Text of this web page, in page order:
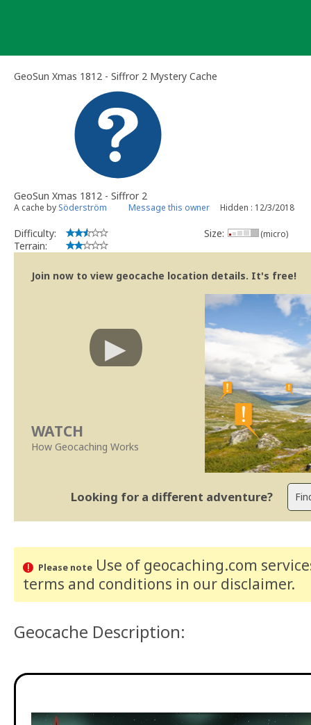
GeoSun Xmas 1812 - Siffror 2 Mystery Cache
GeoSun Xmas 1812 - Siffror 2
A cache by Söderström Message this owner Hidden : 12/3/2018
Difficulty:
Terrain:
Size: (micro)
Join now to view geocache location details. It's free!
WATCH
How Geocaching Works
Looking for a different adventure?
Please noteUse of geocaching.com
terms and conditions in our disclaimer.
Geocache Description: